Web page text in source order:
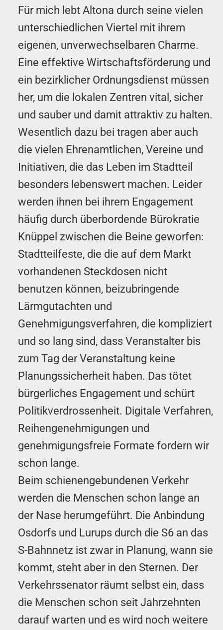
Für mich lebt Altona durch seine vielen
unterschiedlichen Viertel mit ihrem
eigenen, unverwechselbaren Charme.
Eine effektive Wirtschaftsförderung und
ein bezirklicher Ordnungsdienst müssen
her, um die lokalen Zentren vital, sicher
und sauber und damit attraktiv zu halten.
Wesentlich dazu bei tragen aber auch
die vielen Ehrenamtlichen, Vereine und
Initiativen, die das Leben im Stadtteil
besonders lebenswert machen. Leider
werden ihnen bei ihrem Engagement
häufig durch überbordende Bürokratie
Knüppel zwischen die Beine geworfen:
Stadtteilfeste, die die auf dem Markt
vorhandenen Steckdosen nicht
benutzen können, beizubringende
Lärmgutachten und
Genehmigungsverfahren, die kompliziert
und so lang sind, dass Veranstalter bis
zum Tag der Veranstaltung keine
Planungssicherheit haben. Das tötet
bürgerliches Engagement und schürt
Politikverdrossenheit. Digitale Verfahren,
Reihengenehmigungen und
genehmigungsfreie Formate fordern wir
schon lange.
Beim schienengebundenen Verkehr
werden die Menschen schon lange an
der Nase herumgeführt. Die Anbindung
Osdorfs und Lurups durch die S6 an das
S-Bahnnetz ist zwar in Planung, wann sie
kommt, steht aber in den Sternen. Der
Verkehrssenator räumt selbst ein, dass
die Menschen schon seit Jahrzehnten
darauf warten und es wird noch weitere